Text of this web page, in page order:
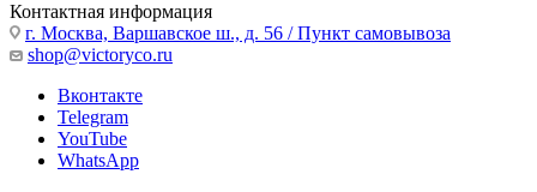
Контактная информация
г. Москва, Варшавское ш., д. 56 / Пункт самовывоза
shop@victoryco.ru
Вконтакте
Telegram
YouTube
WhatsApp